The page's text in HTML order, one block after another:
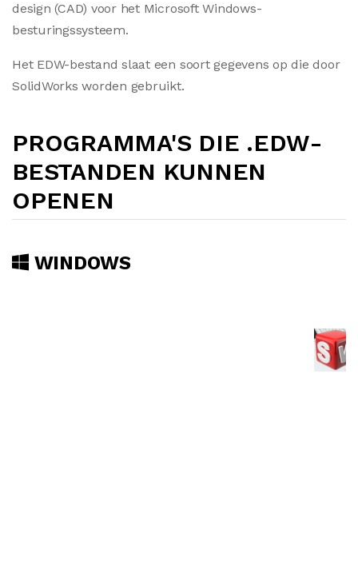
design (CAD) voor het Microsoft Windows-
besturingssysteem.
Het EDW-bestand slaat een soort gegevens op die door
SolidWorks worden gebruikt.
PROGRAMMA'S DIE .EDW-
BESTANDEN KUNNEN
OPENEN
WINDOWS